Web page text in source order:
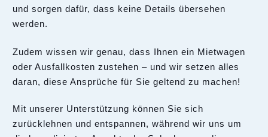
und sorgen dafür, dass keine Details übersehen
werden.
Zudem wissen wir genau, dass Ihnen ein Mietwagen
oder Ausfallkosten zustehen – und wir setzen alles
daran, diese Ansprüche für Sie geltend zu machen!
Mit unserer Unterstützung können Sie sich
zurücklehnen und entspannen, während wir uns um